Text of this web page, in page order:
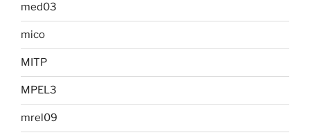
med03
mico
MITP
MPEL3
mrel09